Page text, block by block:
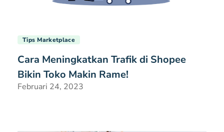
Tips Marketplace
Cara Meningkatkan Trafik di Shopee
Bikin Toko Makin Rame!
Februari 24, 2023